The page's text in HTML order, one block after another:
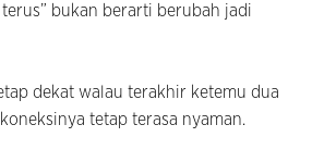
bukan berarti berubah jadi
dekat walau terakhir ketemu dua
tetap terasa nyaman.